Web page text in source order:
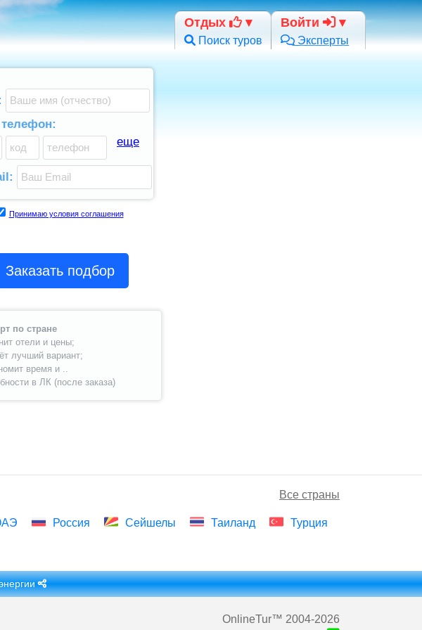
Отдых
Поиск туров
Войти
Эксперты
еще
Принимаю условия соглашения
Заказать подбор
по стране
отели и цены;
лучший вариант;
время и ..
в ЛК (после заказа)
Все страны
Россия Сейшелы Таиланд Турция
OnlineTur™ 2004-2026